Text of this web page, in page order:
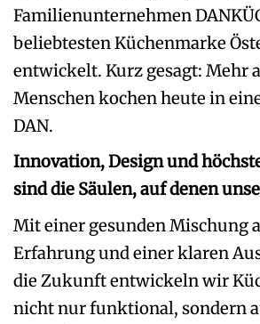
Familienunternehmen
beliebtesten Küchenmarke
entwickelt. Kurz gesagt: Mehr
Menschen kochen heute in
DAN.
Innovation, Design und
sind die Säulen, auf denen
Mit einer gesunden Mischung
Erfahrung und einer klaren
die Zukunft entwickeln wir
nicht nur funktional, sondern